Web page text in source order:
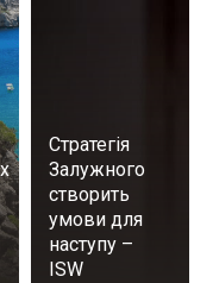
Стратегія
Залужного
створить
умови для
наступу –
ISW